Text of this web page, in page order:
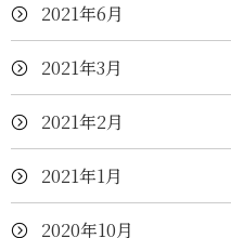
2021年6月
2021年3月
2021年2月
2021年1月
2020年10月